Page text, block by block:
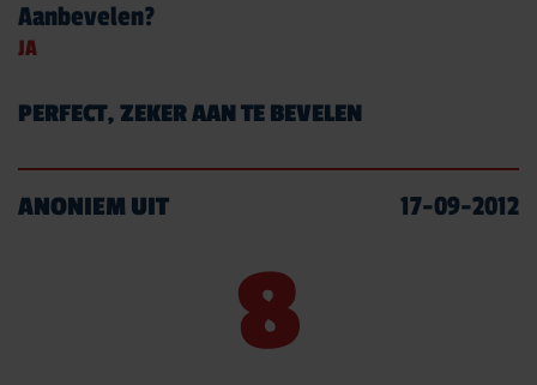
Aanbevelen?
JA
PERFECT, ZEKER AAN TE BEVELEN
ANONIEM UIT 17-09-2012
8